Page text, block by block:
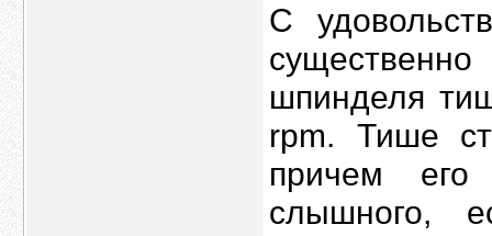
С
шпинделя
rpm. Тише
причем
слышного,